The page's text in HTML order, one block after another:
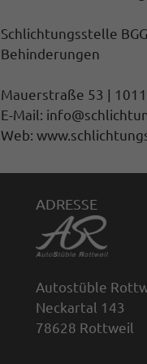
Schlichtungsstelle
Behinderungen
Mauerstraße 53 |
E-Mail:
Web:
ADRESSE
Autostüble
Neckartal 143
78628 Rottweil